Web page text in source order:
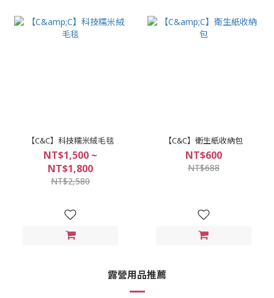
【C&C】科技糯米絨毛毯
NT$1,500 ~
NT$1,800
NT$2,580
【C&C】衛生紙收納包
NT$600
NT$688
露營用品推薦